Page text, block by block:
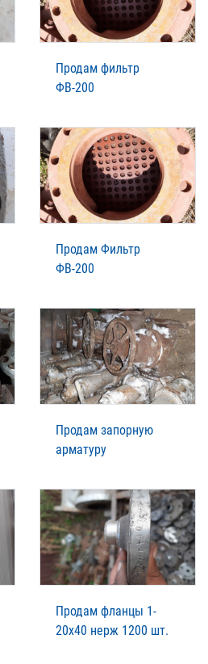
Продам фильтр
ФВ-200
Продам Фильтр
ФВ-200
Продам запорную
арматуру
Продам фланцы 1-
20х40 нерж 1200 шт.